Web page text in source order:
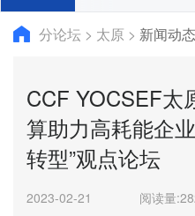
分论坛 > 太原 > 新闻动态
CCF YOCSEF太
算助力高耗能企
转型”观点论坛
2023-02-21 阅读量: